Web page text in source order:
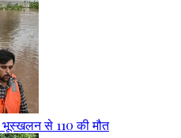
भूस्खलन से 110 की मौत